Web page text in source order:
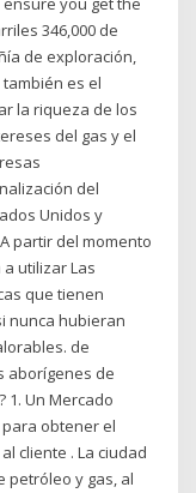
346,000 de
de exploración,
es el
la riqueza de los
del gas y el
del
Unidos y
partir del momento
utilizar Las
que tienen
nunca hubieran
de
aborígenes de
1. Un Mercado
obtener el
cliente . La ciudad
petróleo y gas, al